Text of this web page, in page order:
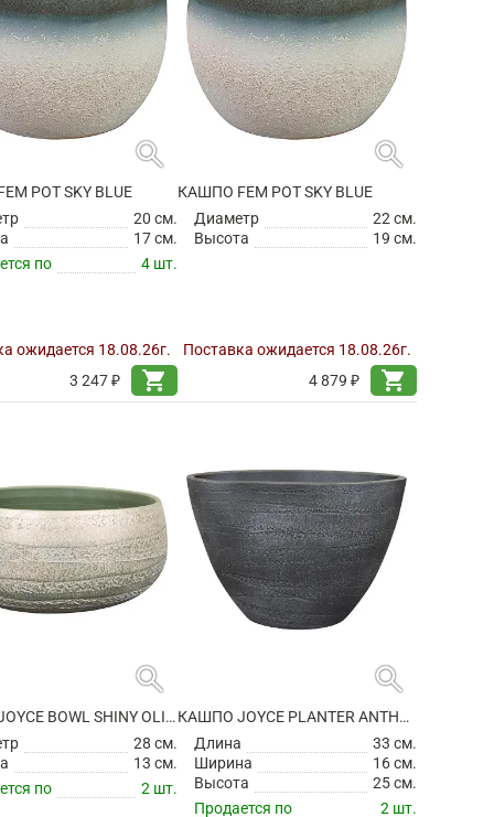
search
POT SKY BLUE
20 см.
17 см.
по
4 шт.
ожидается 18.08.26г.
3 247 ₽
shopping_cart
search
КАШПО FEM POT SKY BLUE
Диаметр
22 см.
Высота
19 см.
Поставка ожидается 18.08.26г.
4 879 ₽
shopping_cart
search
КАШПО JOYCE BOWL SHINY OLIVE
28 см.
13 см.
по
2 шт.
search
КАШПО JOYCE PLANTER ANTHRACITE
Длина
33 см.
Ширина
16 см.
Высота
25 см.
Продается по
2 шт.